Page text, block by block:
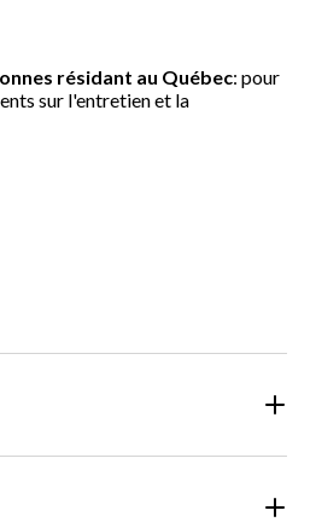
résidant au Québec: pour
sur l'entretien et la